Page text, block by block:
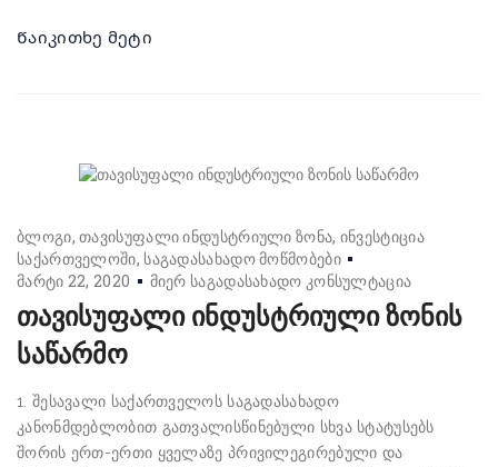
Წაიკითხე მეტი
ბლოგი თავისუფალი ინდუსტრიული ზონა ინვესტიცია
საქართველოში საგადასახადო მოწმობები
მარტი 22, 2020
მიერ საგადასახადო კონსულტაცია
თავისუფალი ინდუსტრიული ზონის
საწარმო
1. შესავალი საქართველოს საგადასახადო
კანონმდებლობით გათვალისწინებული სხვა სტატუსებს
შორის ერთ-ერთი ყველაზე პრივილეგირებული და